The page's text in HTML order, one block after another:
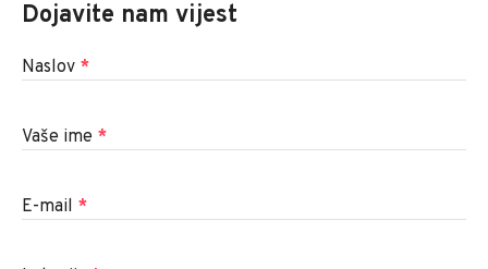
Dojavite nam vijest
Naslov *
Vaše ime *
E-mail *